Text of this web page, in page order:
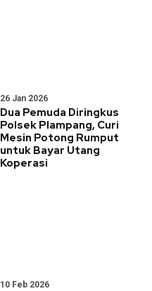
26 Jan 2026
Dua Pemuda Diringkus
Polsek Plampang, Curi
Mesin Potong Rumput
untuk Bayar Utang
Koperasi
10 Feb 2026